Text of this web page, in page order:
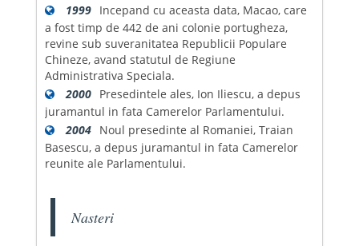
1999 Incepand cu aceasta data, Macao, care
a fost timp de 442 de ani colonie portugheza,
revine sub suveranitatea Republicii Populare
Chineze, avand statutul de Regiune
Administrativa Speciala.
2000 Presedintele ales, Ion Iliescu, a depus
juramantul in fata Camerelor Parlamentului.
2004 Noul presedinte al Romaniei, Traian
Basescu, a depus juramantul in fata Camerelor
reunite ale Parlamentului.
Nasteri